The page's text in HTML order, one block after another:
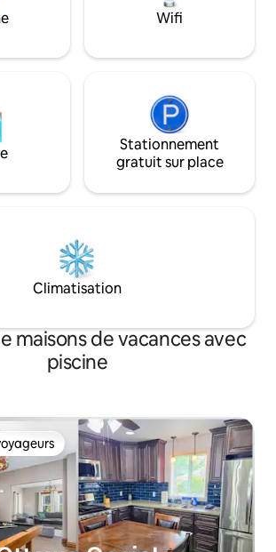
Wifi
Stationnement
gratuit sur place
Climatisation
maisons de vacances avec
piscine